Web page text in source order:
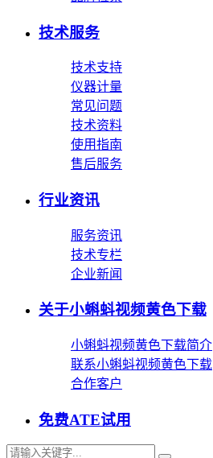
技术服务
技术支持
仪器计量
常见问题
技术资料
使用指南
售后服务
行业资讯
服务资讯
技术专栏
企业新闻
关于小蝌蚪视频黄色下载
小蝌蚪视频黄色下载简介
联系小蝌蚪视频黄色下载
合作客户
免费ATE试用